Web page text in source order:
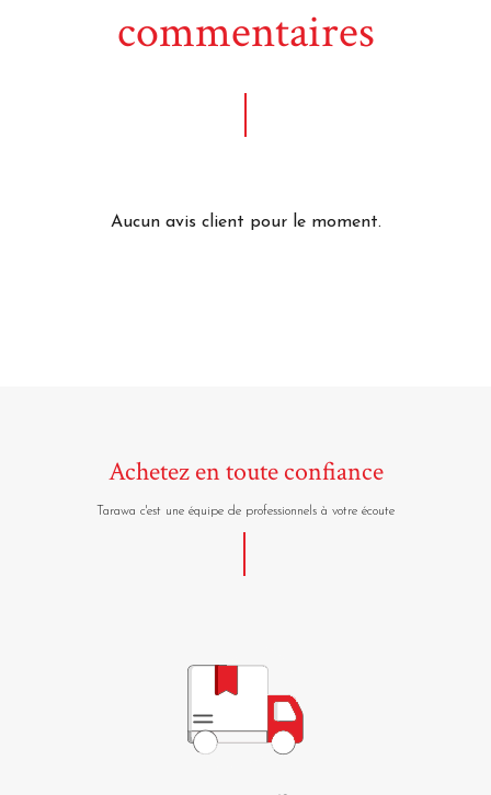
commentaires
Aucun avis client pour le moment.
Achetez en toute confiance
Tarawa c'est une équipe de professionnels à votre écoute